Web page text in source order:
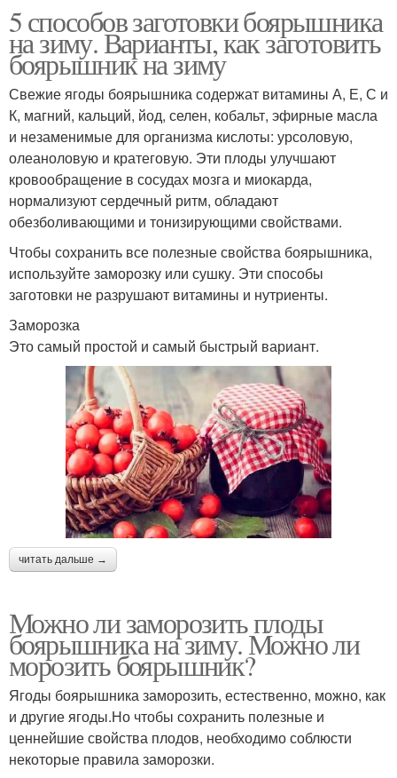
5 способов заготовки боярышника
на зиму. Варианты, как заготовить
боярышник на зиму
Свежие ягоды боярышника содержат витамины А, Е, С и
К, магний, кальций, йод, селен, кобальт, эфирные масла
и незаменимые для организма кислоты: урсоловую,
олеаноловую и кратеговую. Эти плоды улучшают
кровообращение в сосудах мозга и миокарда,
нормализуют сердечный ритм, обладают
обезболивающими и тонизирующими свойствами.
Чтобы сохранить все полезные свойства боярышника,
используйте заморозку или сушку. Эти способы
заготовки не разрушают витамины и нутриенты.
Заморозка
Это самый простой и самый быстрый вариант.
читать дальше →
Можно ли заморозить плоды
боярышника на зиму. Можно ли
морозить боярышник?
Ягоды боярышника заморозить, естественно, можно, как
и другие ягоды.Но чтобы сохранить полезные и
ценнейшие свойства плодов, необходимо соблюсти
некоторые правила заморозки.